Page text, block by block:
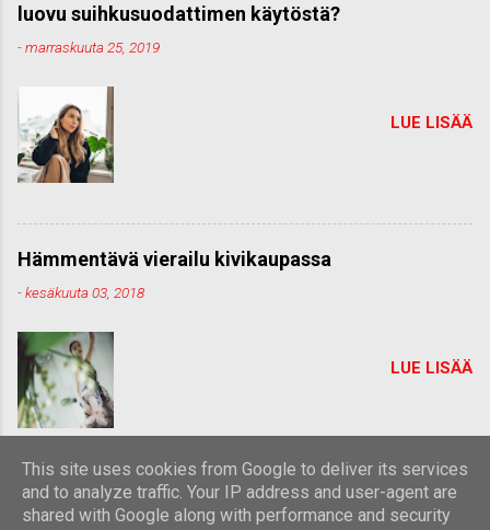
luovu suihkusuodattimen käytöstä?
-marraskuuta 25, 2019
LUE LISÄÄ
Hämmentävä vierailu kivikaupassa
-kesäkuuta 03, 2018
LUE LISÄÄ
This site uses cookies from Google to deliver its services
and to analyze traffic. Your IP address and user-agent are
shared with Google along with performance and security